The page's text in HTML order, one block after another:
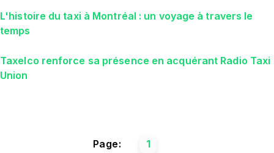
L'histoire du taxi à Montréal : un voyage à travers le
temps
Taxelco renforce sa présence en acquérant Radio Taxi
Union
Page: 1